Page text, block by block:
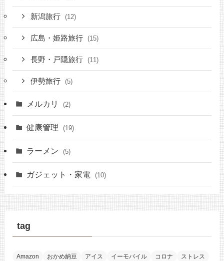
新潟旅行 (12)
広島・姫路旅行 (15)
長野・戸隠旅行 (11)
伊勢旅行 (5)
メルカリ (2)
健康管理 (19)
ラーメン (5)
ガジェット・家電 (10)
tag
Amazon おかめ納豆 アイス イーモバイル コロナ
ストレス